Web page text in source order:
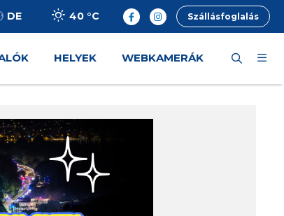
DE 40 °C Szállásfoglalás
HELYEK WEBKAMERÁK